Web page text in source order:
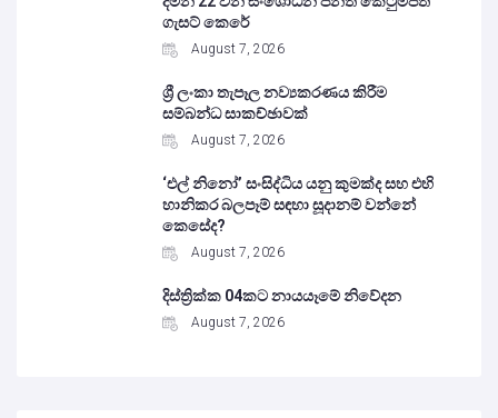
ගැසට් කෙරේ
August 7, 2026
ශ්‍රී ලංකා තැපෑල නව්‍යකරණය කිරීම
සම්බන්ධ සාකච්ඡාවක්
August 7, 2026
‘එල් නිනෝ’ සංසිද්ධිය යනු කුමක්ද සහ එහි
හානිකර බලපෑම් සඳහා සූදානම් වන්නේ
කෙසේද?
August 7, 2026
දිස්ත්‍රික්ක 04කට නායයෑමේ නිවේදන
August 7, 2026